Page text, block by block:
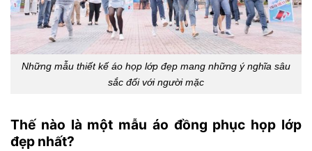
Những mẫu thiết kế áo họp lớp đẹp mang những ý nghĩa sâu
sắc đối với người mặc
Thế nào là một mẫu áo đồng phục họp lớp
đẹp nhất?